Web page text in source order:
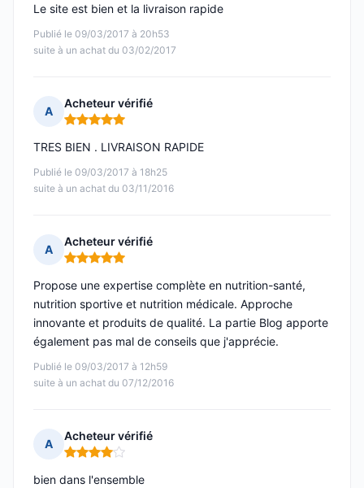
Publié le 09/03/2017 à 20h53
suite à un achat du 03/02/2017
Le site est bien et la livraison rapide
A
Acheteur vérifié
Note : 5 sur 5
Publié le 09/03/2017 à 18h25
suite à un achat du 03/11/2016
TRES BIEN . LIVRAISON RAPIDE
A
Acheteur vérifié
Note : 5 sur 5
Publié le 09/03/2017 à 12h59
suite à un achat du 07/12/2016
Propose une expertise complète en nutrition-santé,
nutrition sportive et nutrition médicale. Approche
innovante et produits de qualité. La partie Blog apporte
également pas mal de conseils que j'apprécie.
A
Acheteur vérifié
Note : 4 sur 5
bien dans l'ensemble